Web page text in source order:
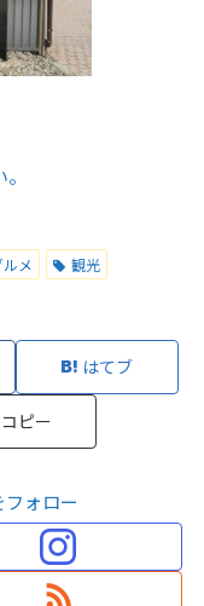
ルメ 観光
はてブ
コピー
ォロー